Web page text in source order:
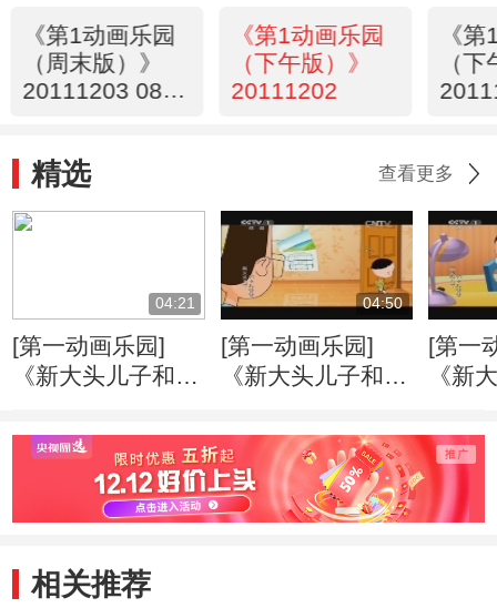
《第1动画乐园
（周末版）》
20111203 08：
《第1动画乐园
（下午版）》
20111202
《
（
精选 查看更多
04:21
[第一动画乐园]
《新大头儿子和小
季） 好朋友
04:50
[第一动画乐园]
《新大头儿子和小
季） 戴眼镜的大
头儿子
[第一
《新
季）
旧玩具
相关推荐